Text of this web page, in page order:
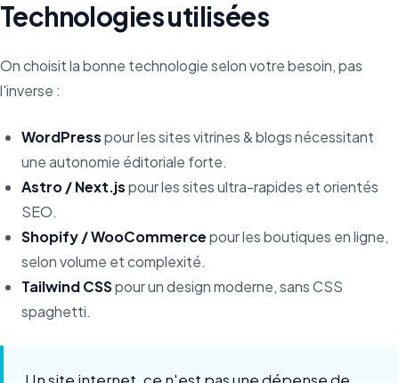
Technologies utilisées
On choisit la bonne technologie selon votre besoin, pas
l'inverse :
WordPresspour les sites vitrines & blogs nécessitant
une autonomie éditoriale forte.
Astro / Next.jspour les sites ultra-rapides et orientés
SEO.
Shopify / WooCommercepour les boutiques en ligne,
selon volume et complexité.
Tailwind CSSpour un design moderne, sans CSS
spaghetti.